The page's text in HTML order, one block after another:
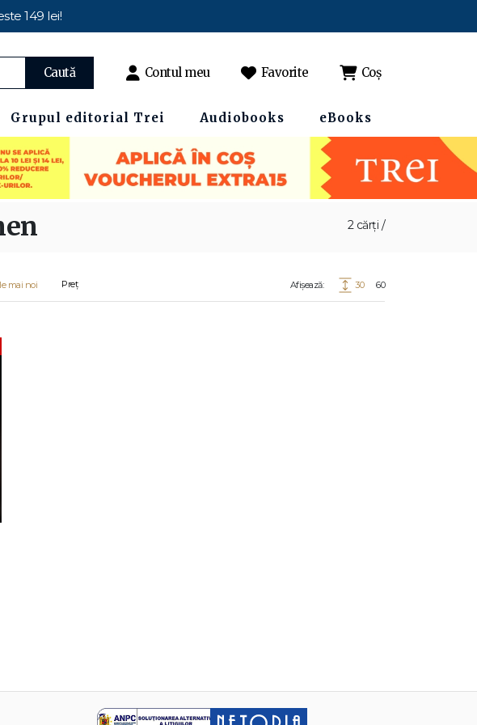
149 lei!
Caută Contul meu Favorite Coș
Grupul editorial Trei Audiobooks eBooks
2 cărți /
mai noi Preț Afișează: 30 60